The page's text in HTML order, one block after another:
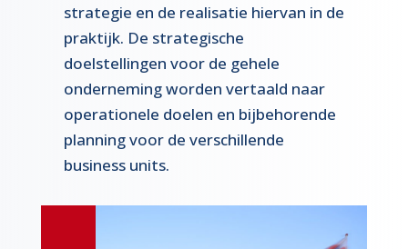
strategie en de realisatie hiervan in de
praktijk. De strategische
doelstellingen voor de gehele
onderneming worden vertaald naar
operationele doelen en bijbehorende
planning voor de verschillende
business units.